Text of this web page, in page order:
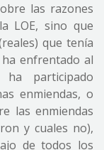
las razones
LOE, sino que
que tenía
enfrentado al
participado
enmiendas, o
las enmiendas
y cuales no),
de todos los